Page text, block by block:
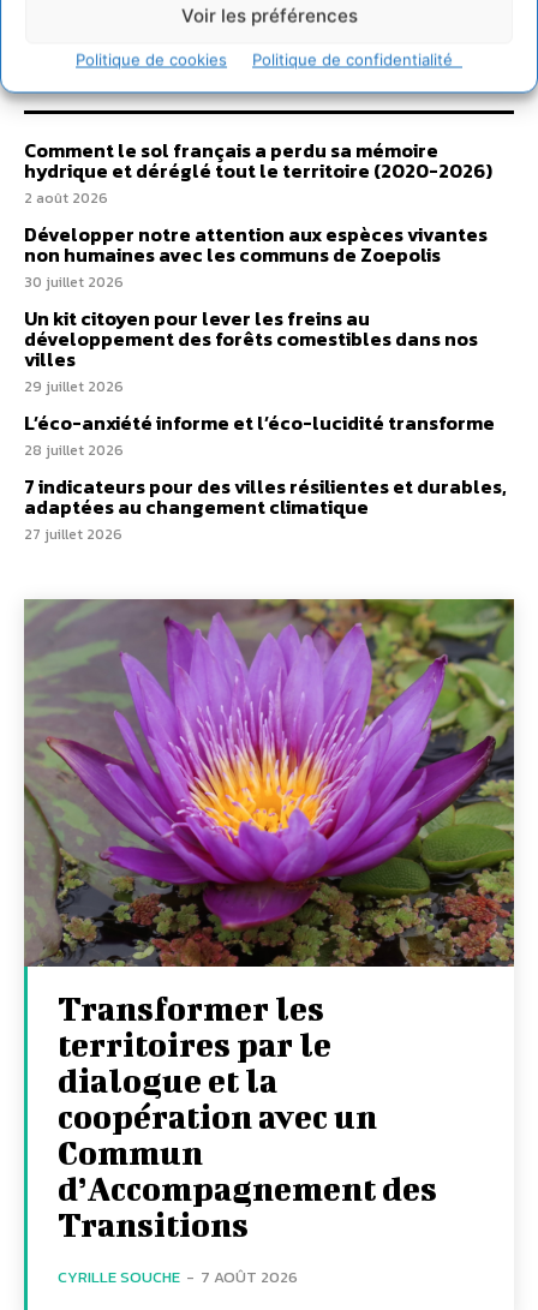
Voir les préférences
Politique de cookies Politique de confidentialité
Sur Cdurable
Comment le sol français a perdu sa mémoire
hydrique et déréglé tout le territoire (2020-2026)
2 août 2026
Développer notre attention aux espèces vivantes
non humaines avec les communs de Zoepolis
30 juillet 2026
Un kit citoyen pour lever les freins au
développement des forêts comestibles dans nos
villes
29 juillet 2026
L’éco-anxiété informe et l’éco-lucidité transforme
28 juillet 2026
7 indicateurs pour des villes résilientes et durables,
adaptées au changement climatique
27 juillet 2026
Transformer les
territoires par le
dialogue et la
coopération avec un
Commun
d’Accompagnement des
Transitions
CYRILLE SOUCHE - 7 AOÛT 2026